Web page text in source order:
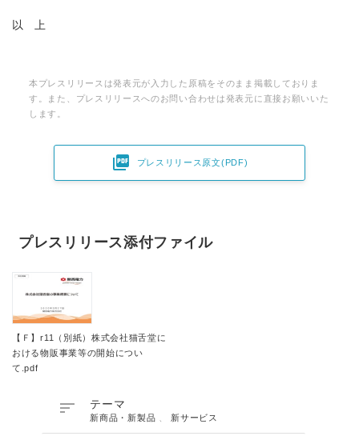
以 上
本プレスリリースは発表元が入力した原稿をそのまま掲載しておりま
す。また、プレスリリースへのお問い合わせは発表元に直接お願いいた
します。
 プレスリリース原文(PDF)
プレスリリース添付ファイル
【Ｆ】r11（別紙）株式会社猫舌堂に
おける物販事業等の開始につい
て.pdf
 テーマ
新商品・新製品 新サービス